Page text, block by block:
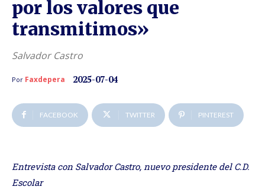
por los valores que
transmitimos»
Salvador Castro
Por Faxdepera 2025-07-04
FACEBOOK TWITTER PINTEREST
Entrevista con Salvador Castro, nuevo presidente del C.D.
Escolar